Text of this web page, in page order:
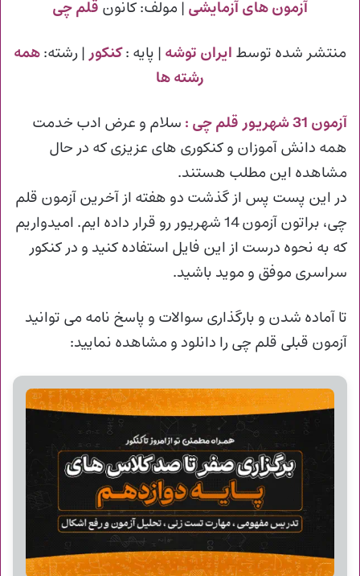
آزمون های آزمایشی | مولف: کانون قلم چی
منتشر شده توسط ایران توشه | پایه :کنکور| رشته:همه
رشته ها
آزمون 31 شهریور قلم چی :
سلام و عرض ادب خدمت
همه دانش آموزان و کنکوری های عزیزی که در حال
مشاهده این مطلب هستند.
در این پست پس از گذشت دو هفته از آخرین آزمون قلم
چی، براتون آزمون 14 شهریور رو قرار داده ایم. امیدواریم
که به نحوه درست از این فایل استفاده کنید و در کنکور
سراسری موفق و موید باشید.
تا آماده شدن و بارگذاری سوالات و پاسخ نامه می توانید
آزمون قبلی قلم چی را دانلود و مشاهده نمایید: